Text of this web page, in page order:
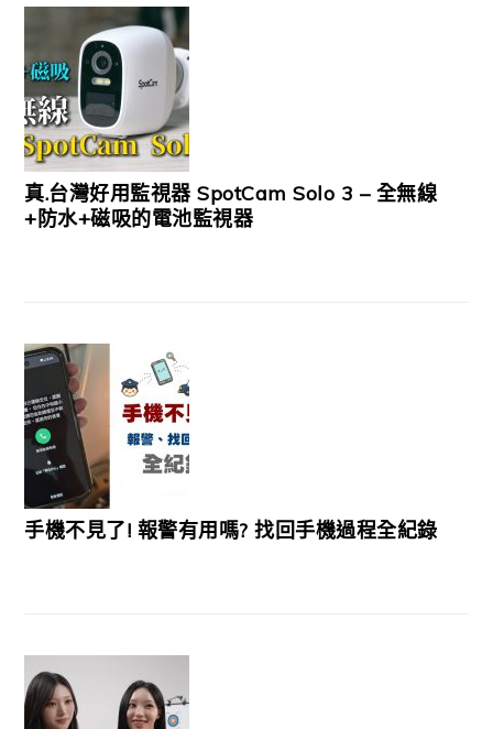
真.台灣好用監視器 SpotCam Solo 3 – 全無線
+防水+磁吸的電池監視器
手機不見了! 報警有用嗎? 找回手機過程全紀錄